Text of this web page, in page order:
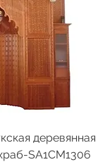
деревянная
SA1CM1306